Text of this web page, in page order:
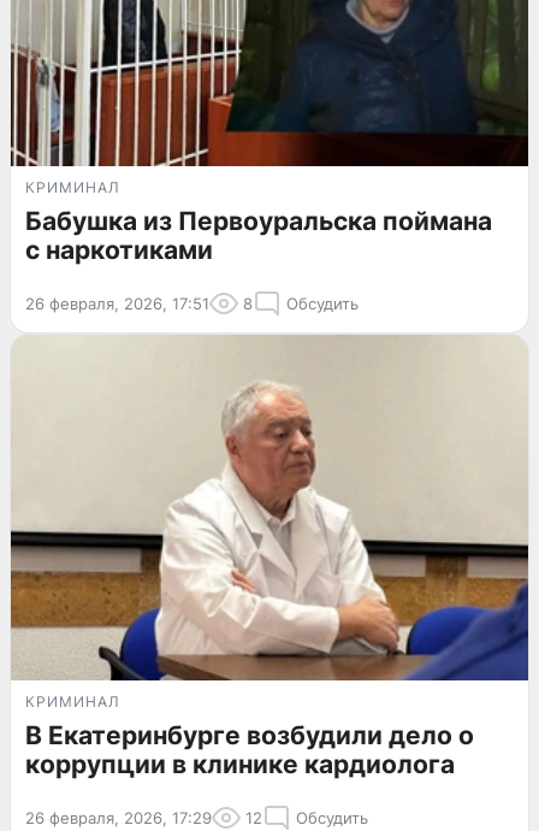
КРИМИНАЛ
Бабушка из Первоуральска поймана
с наркотиками
26 февраля, 2026, 17:51 8 Обсудить
КРИМИНАЛ
В Екатеринбурге возбудили дело о
коррупции в клинике кардиолога
26 февраля, 2026, 17:29 12 Обсудить